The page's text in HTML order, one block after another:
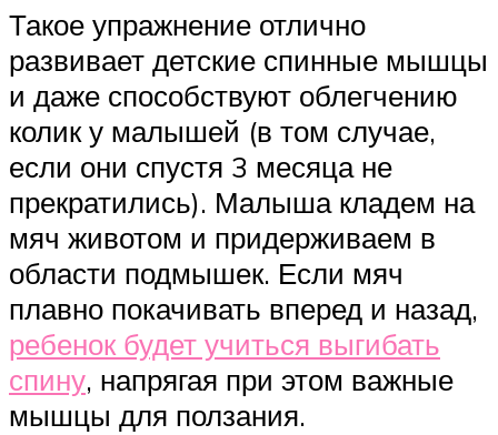
Такое упражнение отлично
развивает детские спинные мышцы
и даже способствуют облегчению
колик у малышей (в том случае,
если они спустя 3 месяца не
прекратились). Малыша кладем на
мяч животом и придерживаем в
области подмышек. Если мяч
плавно покачивать вперед и назад,
ребенок будет учиться выгибать
спину, напрягая при этом важные
мышцы для ползания.